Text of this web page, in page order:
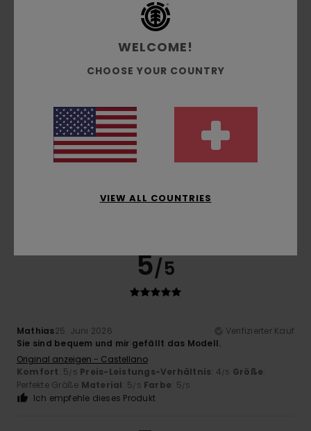
5.0
29. Juni 2026
Preis-Leistungs-Verhältnis
5/5
Mathias25. Juni 2026
Verifizierter Kauf
Sie sind bequem und mir gefällt das Modell.
Original anzeigen - Castellano
Komfort: 5/5 Preis-Leistungs-Verhältnis: 4/5 Größe:
Perfekte Größe Material: 5/5 Farbe: 5/5
Ich empfehle dieses Produkt
WELCOME!
CHOOSE YOUR COUNTRY
VIEW ALL COUNTRIES